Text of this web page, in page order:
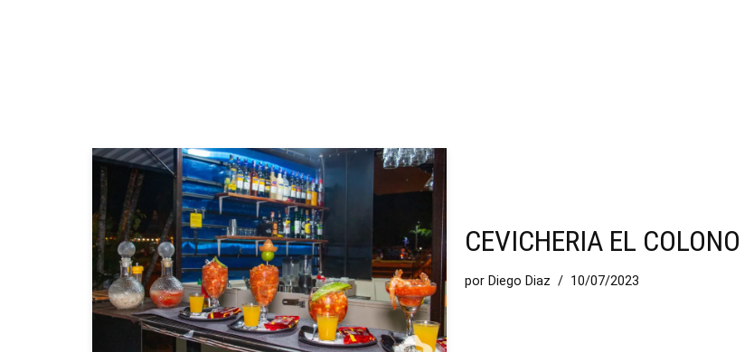
CEVICHERIA EL COLONO
por Diego Diaz 10/07/2023